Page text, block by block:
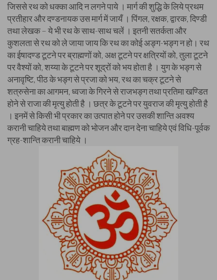
जिससे रथ को धक्का आदि न लगने पाये । मार्ग की शुद्धि के लिये प्रथम
प्रतीहार और दण्डनायक उस मार्ग में जायँ । पिंगल, रक्षक, द्वारक, दिण्डी
तथा लेखक – ये भी रथ के साथ-साथ चलें । इतनी सतर्कता और
कुशलता से रथ को ले जाया जाय कि रथ का कोई अङ्ग-भङ्ग न हो। रथ
का ईषादण्ड टूटने पर ब्राह्मणों को, अक्ष टूटने पर क्षत्रियों को, तुला टूटने
पर वैश्यों को, शय्या के टूटने पर शूद्रों को भय होता है । युग के भङ्ग से
अनावृष्टि, पीठ के भङ्ग से प्रजा को भय, रथ का चक्र टूटने से
शत्रुसेना का आगमन, ध्वजा के गिरने से राजभङ्ग तथा प्रतिमा खण्डित
होने से राजा की मृत्यु होती है । छत्र के टूटने पर युवराज की मृत्यु होती है
। इनमें से किसी भी प्रकार का उत्पात होने पर उसकी शान्ति अवश्य
करानी चाहिये तथा बाह्मण को भोजन और दान देना चाहिये एवं विधि-पूर्वक
ग्रह-शान्ति करानी चाहिये ।